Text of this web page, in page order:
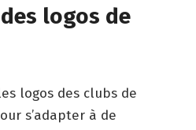
logos de
logos des clubs de
s’adapter à de